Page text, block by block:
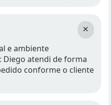
×
e ambiente
atendi de forma
conforme o cliente